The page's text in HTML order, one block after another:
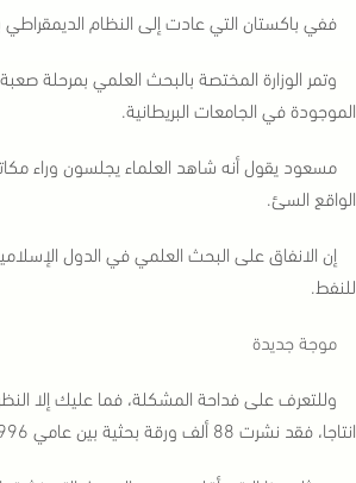
ففي باكستان التي عادت إلى النظام
وتمر الوزارة المختصة بالبحث العلمي بمرحلة
الموجودة في الجامعات البريطانية.
مسعود يقول أنه شاهد العلماء يجلسون وراء
الواقع السئ.
إن الانفاق على البحث العلمي في الدول
للنفط.
موجة جديدة
وللتعرف على فداحة المشكلة، فما عليك إلا
انتاجا، فقد نشرت 88 ألف ورقة بحثية بين عامي 1996 و 2005.